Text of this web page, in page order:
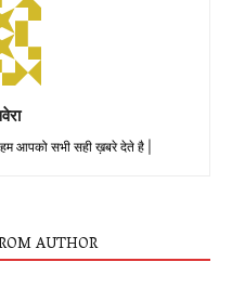
आपको सभी सही ख़बरे देते है |
AUTHOR